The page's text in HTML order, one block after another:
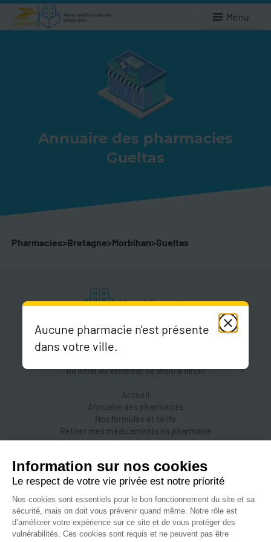
Menu
Annuaire des pharmacies
Gueltas
Pharmacies>Bretagne>Morbihan>Gueltas
Du lundi au vendredi de 9h00 à 18h00
Accueil
Annuaire des pharmacies
Nos formules et tarifs
Retirer mes médicaments en pharmacie
Organiser une livraison de médicaments
Accès pharmaciens
Accès aidants
Aide et FAQ
Nous contacter
Accessibilité
Aucune pharmacie n'est présente
dans votre ville.